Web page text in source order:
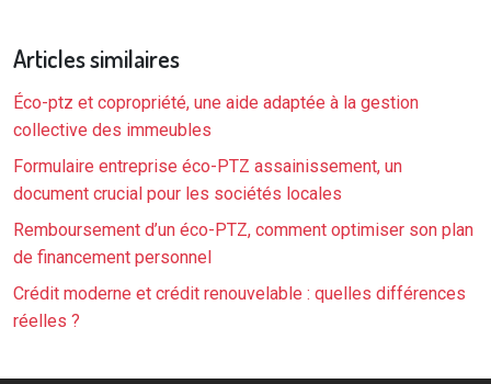
Articles similaires
Éco-ptz et copropriété, une aide adaptée à la gestion
collective des immeubles
Formulaire entreprise éco-PTZ assainissement, un
document crucial pour les sociétés locales
Remboursement d’un éco-PTZ, comment optimiser son plan
de financement personnel
Crédit moderne et crédit renouvelable : quelles différences
réelles ?